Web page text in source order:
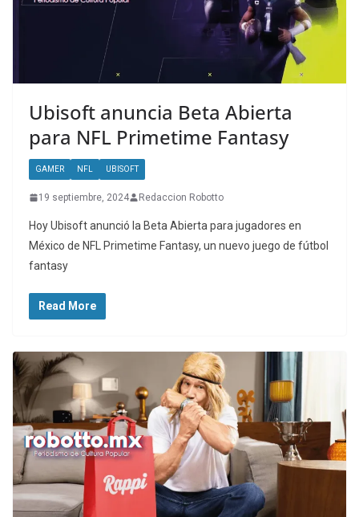
Ubisoft anuncia Beta Abierta
para NFL Primetime Fantasy
GAMER NFL UBISOFT
19 septiembre, 2024 Redaccion Robotto
Hoy Ubisoft anunció la Beta Abierta para jugadores en
México de NFL Primetime Fantasy, un nuevo juego de fútbol
fantasy
Read More